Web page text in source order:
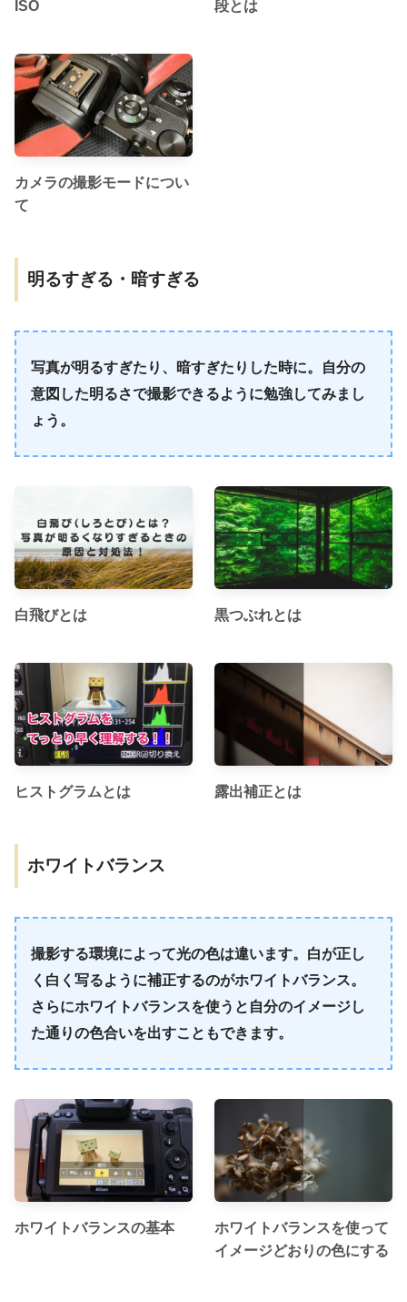
ISO 段とは
カメラの撮影モードについ
て
明るすぎる・暗すぎる
写真が明るすぎたり、暗すぎたりした時に。自分の
意図した明るさで撮影できるように勉強してみまし
ょう。
白飛びとは 黒つぶれとは
ヒストグラムとは 露出補正とは
ホワイトバランス
撮影する環境によって光の色は違います。白が正し
く白く写るように補正するのがホワイトバランス。
さらにホワイトバランスを使うと自分のイメージし
た通りの色合いを出すこともできます。
ホワイトバランスの基本
ホワイトバランスを使って
イメージどおりの色にする